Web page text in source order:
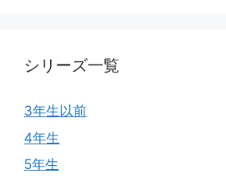
シリーズ一覧
3年生以前
4年生
5年生